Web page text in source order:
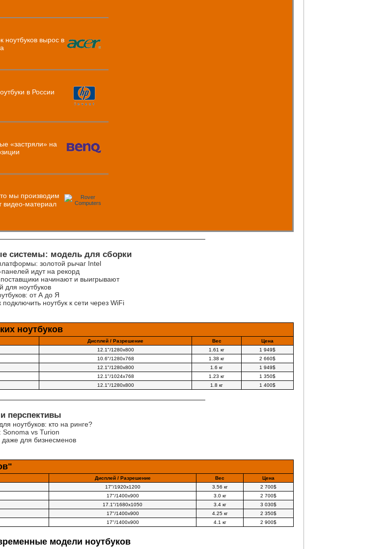
ноутбуков вырос в
в России
«застряли» на
мы производим
системы: модель для сборки
золотой рычаг Intel
идут на рекорд
начинают и выигрывают
для ноутбуков
от А до Я
подключить ноутбук к сети через WiFi
ноутбуков
Дисплей / Разрешение Вес
Цена
12.1"/1280х800 1.61 кг
1 949$
10.6"/1280х768 1.38 кг
2 660$
12.1"/1280х800 1.6 кг
1 949$
12.1"/1024х768 1.23 кг
1 350$
12.1"/1280х800 1.8 кг 1 400$
перспективы
ноутбуков: кто на ринге?
Sonoma vs Turion
даже для бизнесменов
Дисплей / Разрешение Вес
Цена
17"/1920х1200 3.56 кг
2 700$
17"/1400х900 3.0 кг
2 700$
17.1"/1680х1050 3.4 кг
3 030$
17"/1400х900 4.25 кг
2 350$
17"/1400х900 4.1 кг 2 900$
модели ноутбуков